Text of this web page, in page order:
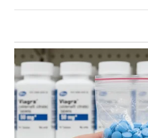
TAPANULI
SELATAN
TANJUNG
LESUNG